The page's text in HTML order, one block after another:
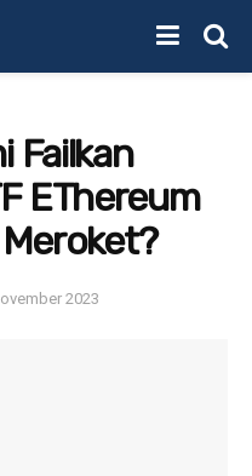
Failkan
EThereum
2023